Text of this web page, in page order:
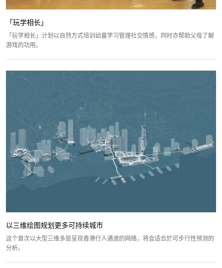
「玩学相长」
「玩学相长」计划以自然方式培训幼童学习管理社交情感，同时亦帮助父母了解
游戏的功用。
以三维绘图规划更多可持续城市
这个首次以大型三维多层呈现香港行人通道的网络，将会适合於可步行性预测的
分析。